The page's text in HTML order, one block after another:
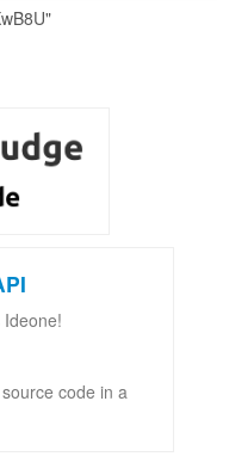
code in a